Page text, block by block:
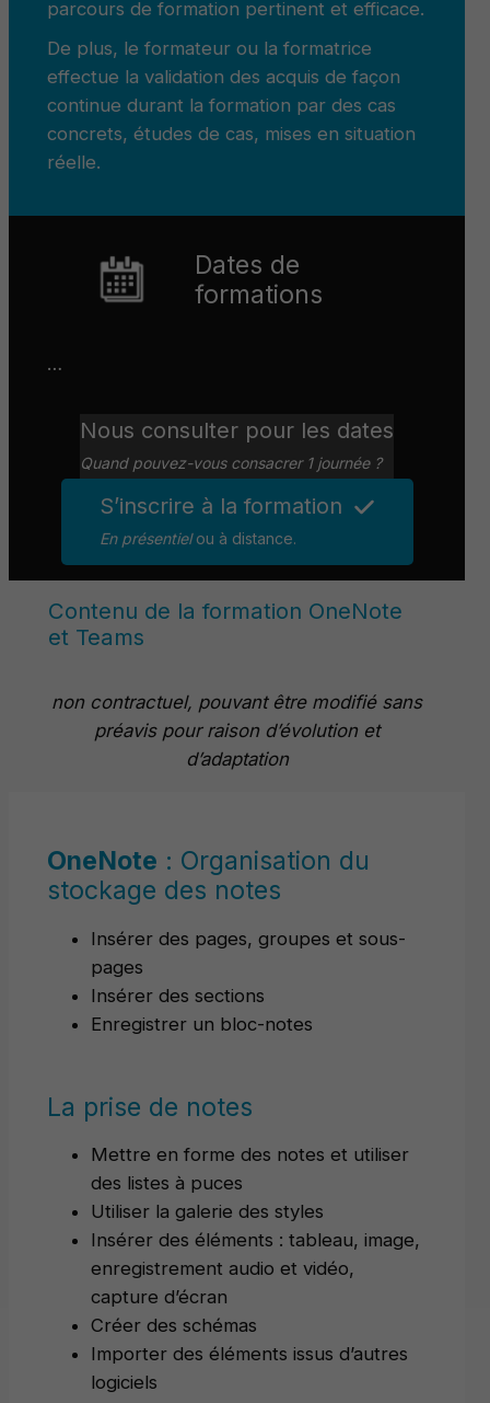
parcours de formation pertinent et efficace.
De plus, le formateur ou la formatrice
effectue la validation des acquis de façon
continue durant la formation par des cas
concrets, études de cas, mises en situation
réelle.
Dates de
formations
…
Nous consulter pour les dates
Quand pouvez-vous consacrer 1 journée ?
S’inscrire à la formation
En présentielou à distance.
Contenu de la formation OneNote
et Teams
non contractuel, pouvant être modifié sans
préavis pour raison d’évolution et
d’adaptation
OneNote : Organisation du
stockage des notes
Insérer des pages, groupes et sous-
pages
Insérer des sections
Enregistrer un bloc-notes
La prise de notes
Mettre en forme des notes et utiliser
des listes à puces
Utiliser la galerie des styles
Insérer des éléments : tableau, image,
enregistrement audio et vidéo,
capture d’écran
Créer des schémas
Importer des éléments issus d’autres
logiciels